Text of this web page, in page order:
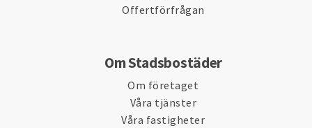
Offertförfrågan
Om Stadsbostäder
Om företaget
Våra tjänster
Våra fastigheter